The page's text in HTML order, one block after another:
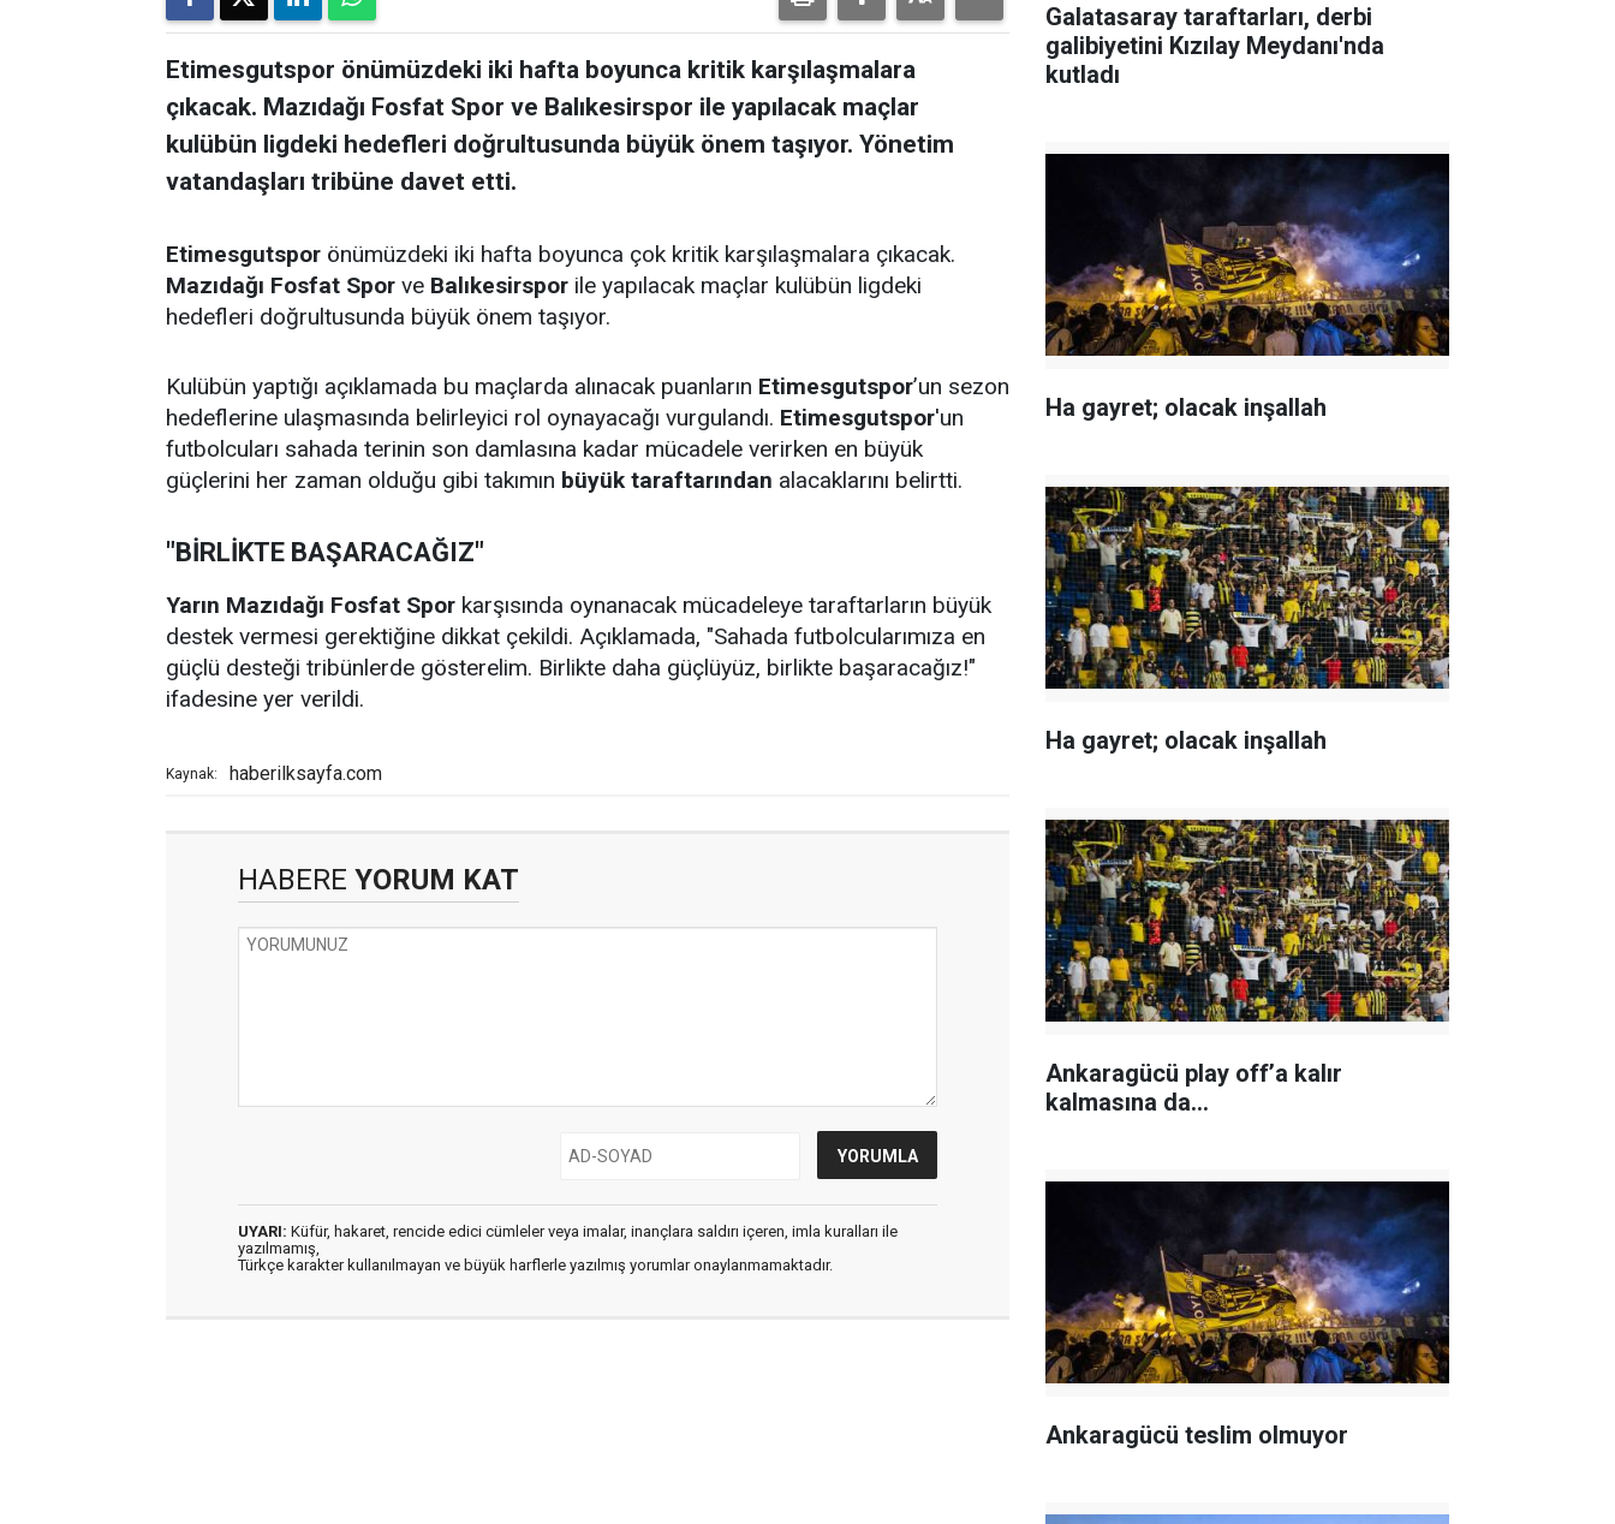
Etimesgutspor önümüzdeki iki hafta boyunca kritik karşılaşmalara
çıkacak. Mazıdağı Fosfat Spor ve Balıkesirspor ile yapılacak maçlar
kulübün ligdeki hedefleri doğrultusunda büyük önem taşıyor. Yönetim
vatandaşları tribüne davet etti.
Etimesgutspor önümüzdeki iki hafta boyunca çok kritik karşılaşmalara çıkacak.
Mazıdağı Fosfat Spor ve Balıkesirspor ile yapılacak maçlar kulübün ligdeki
hedefleri doğrultusunda büyük önem taşıyor.
Kulübün yaptığı açıklamada bu maçlarda alınacak puanların Etimesgutspor’un sezon
hedeflerine ulaşmasında belirleyici rol oynayacağı vurgulandı. Etimesgutspor'un
futbolcuları sahada terinin son damlasına kadar mücadele verirken en büyük
güçlerini her zaman olduğu gibi takımın büyük taraftarından alacaklarını belirtti.
"BİRLİKTE BAŞARACAĞIZ"
Yarın Mazıdağı Fosfat Spor karşısında oynanacak mücadeleye taraftarların büyük
destek vermesi gerektiğine dikkat çekildi. Açıklamada, "Sahada futbolcularımıza en
güçlü desteği tribünlerde gösterelim. Birlikte daha güçlüyüz, birlikte başaracağız!"
ifadesine yer verildi.
Kaynak: haberilksayfa.com
HABERE YORUM KAT
UYARI: Küfür, hakaret, rencide edici cümleler veya imalar, inançlara saldırı içeren, imla kuralları ile
yazılmamış,
Türkçe karakter kullanılmayan ve büyük harflerle yazılmış yorumlar onaylanmamaktadır.
Galatasaray taraftarları, derbi
galibiyetini Kızılay Meydanı'nda
kutladı
Ha gayret; olacak inşallah
Ha gayret; olacak inşallah
Ankaragücü play off’a kalır
kalmasına da…
Ankaragücü teslim olmuyor